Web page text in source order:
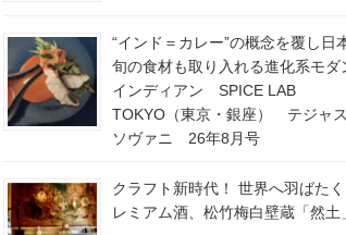
“インド＝カレー”の概念を覆し日
旬の食材も取り入れる進化系モダ
インディアン SPICE LAB
TOKYO（東京・銀座） テジャス
ソヴァニ 26年8月号
クラフト新時代！ 世界へ羽ばた
レミアム酒、松竹梅白壁蔵「然土」